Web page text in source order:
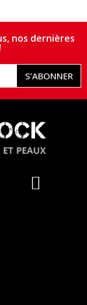
nos dernières
S’ABONNER